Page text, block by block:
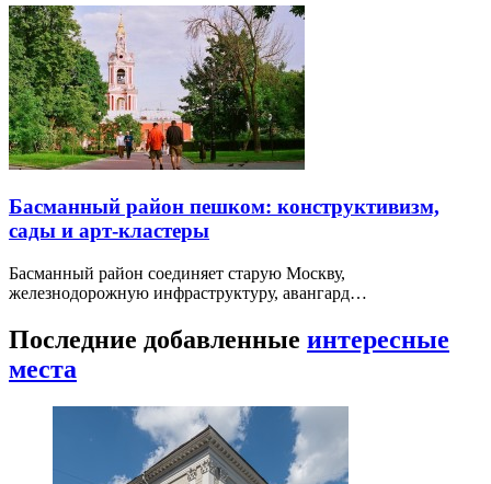
Басманный район пешком: конструктивизм,
сады и арт-кластеры
Басманный район соединяет старую Москву,
железнодорожную инфраструктуру, авангард…
Последние добавленные интересные
места